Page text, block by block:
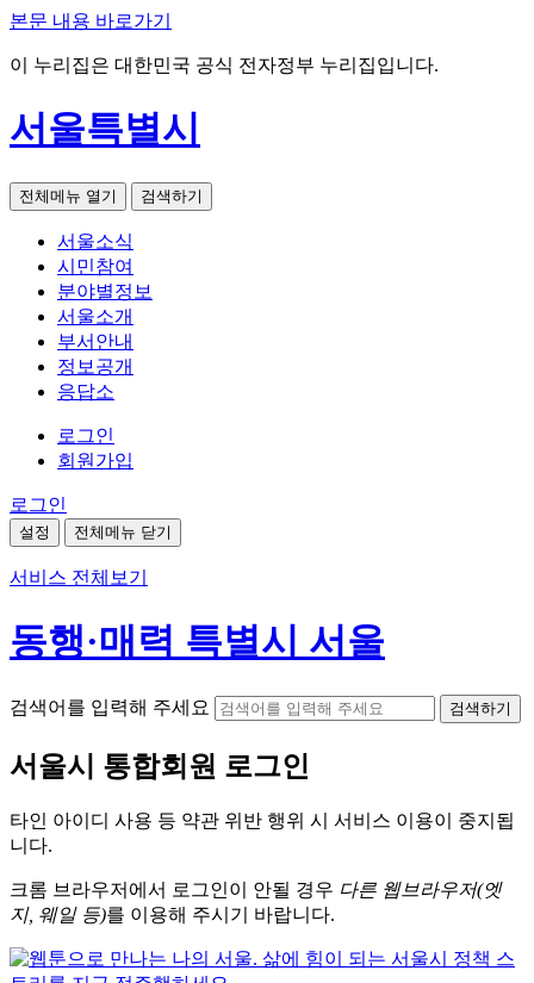
본문 내용 바로가기
이 누리집은 대한민국 공식 전자정부 누리집입니다.
서울특별시
전체메뉴 열기 검색하기
서울소식
시민참여
분야별정보
서울소개
부서안내
정보공개
응답소
로그인
회원가입
로그인
설정 전체메뉴 닫기
서비스 전체보기
동행·매력 특별시 서울
검색어를 입력해 주세요 검색하기
서울시 통합회원 로그인
타인 아이디 사용 등 약관 위반 행위 시 서비스 이용이 중지됩
니다.
크롬 브라우저에서 로그인이 안될 경우 다른 웹브라우저(엣
지, 웨일 등)를 이용해 주시기 바랍니다.